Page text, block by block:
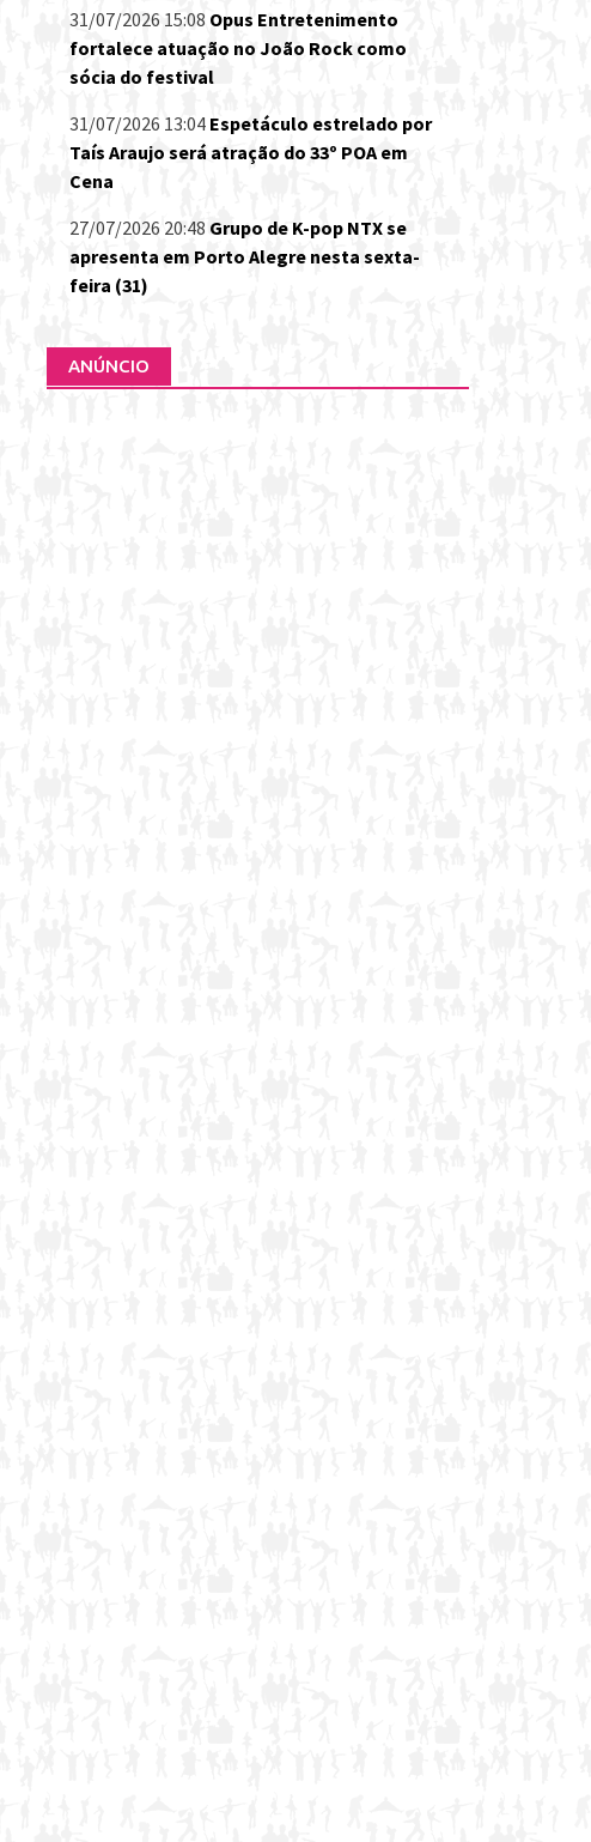
31/07/2026 15:08 Opus Entretenimento
fortalece atuação no João Rock como
sócia do festival
31/07/2026 13:04 Espetáculo estrelado por
Taís Araujo será atração do 33º POA em
Cena
27/07/2026 20:48 Grupo de K-pop NTX se
apresenta em Porto Alegre nesta sexta-
feira (31)
ANÚNCIO